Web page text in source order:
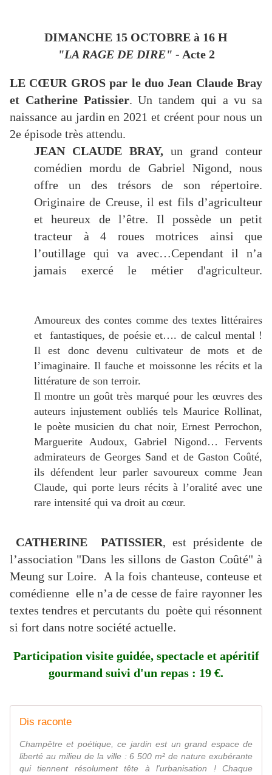
DIMANCHE 15 OCTOBRE à 16 H
"LA RAGE DE DIRE" - Acte 2
LE CŒUR GROS par le duo Jean Claude Bray
et Catherine Patissier. Un tandem qui a vu sa
naissance au jardin en 2021 et créent pour nous un
2e épisode très attendu.
JEAN CLAUDE BRAY, un grand conteur
comédien mordu de Gabriel Nigond, nous
offre un des trésors de son répertoire.
Originaire de Creuse, il est fils d’agriculteur
et heureux de l’être. Il possède un petit
tracteur à 4 roues motrices ainsi que
l’outillage qui va avec…Cependant il n’a
jamais exercé le métier d'agriculteur.
Amoureux des contes comme des textes littéraires
et fantastiques, de poésie et…. de calcul mental !
Il est donc devenu cultivateur de mots et de
l’imaginaire. Il fauche et moissonne les récits et la
littérature de son terroir.
Il montre un goût très marqué pour les œuvres des
auteurs injustement oubliés tels Maurice Rollinat,
le poète musicien du chat noir, Ernest Perrochon,
Marguerite Audoux, Gabriel Nigond… Fervents
admirateurs de Georges Sand et de Gaston Coûté,
ils défendent leur parler savoureux comme Jean
Claude, qui porte leurs récits à l’oralité avec une
rare intensité qui va droit au cœur.
CATHERINE PATISSIER, est présidente de
l’association "Dans les sillons de Gaston Coûté" à
Meung sur Loire. A la fois chanteuse, conteuse et
comédienne elle n’a de cesse de faire rayonner les
textes tendres et percutants du poète qui résonnent
si fort dans notre société actuelle.
Participation visite guidée, spectacle et apéritif
gourmand suivi d'un repas : 19 €.
Dis raconte
Champêtre et poétique, ce jardin est un grand espace de
liberté au milieu de la ville : 6 500 m² de nature exubérante
qui tiennent résolument tête à l'urbanisation ! Chaque